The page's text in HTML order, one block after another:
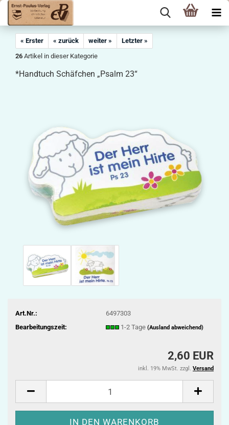
« Erster « zurück weiter »
Letzter »
26 Artikel in dieser Kategorie
*Handtuch Schäfchen „Psalm 23“
Art.Nr.:
6497303
Bearbeitungszeit:
1-2 Tage (Ausland abweichend)
2,60 EUR
inkl. 19% MwSt. zzgl. Versand